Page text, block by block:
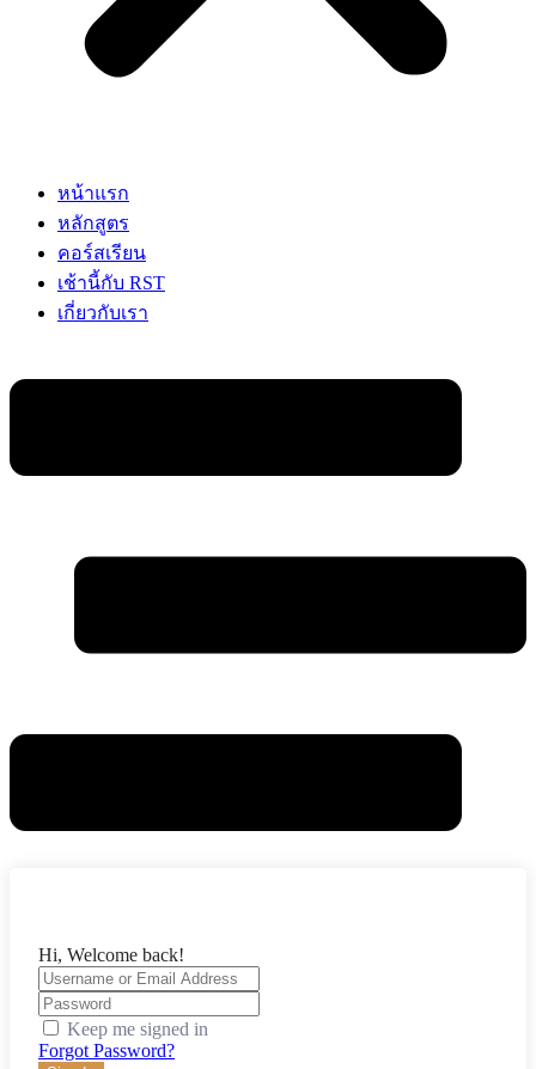
หน้าแรก
หลักสูตร
คอร์สเรียน
เช้านี้กับ RST
เกี่ยวกับเรา
Hi, Welcome back!
Keep me signed in
Forgot Password?